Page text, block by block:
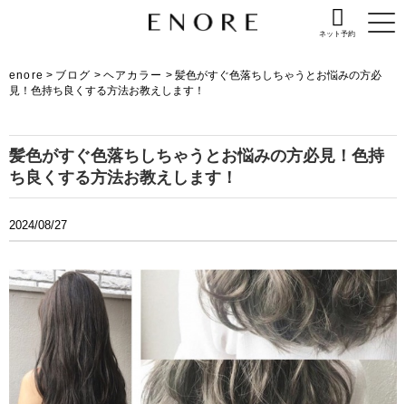
ネット予約
enore > ブログ > ヘアカラー > 髪色がすぐ色落ちしちゃうとお悩みの方必
見！色持ち良くする方法お教えします！
髪色がすぐ色落ちしちゃうとお悩みの方必見！色持
ち良くする方法お教えします！
2024/08/27